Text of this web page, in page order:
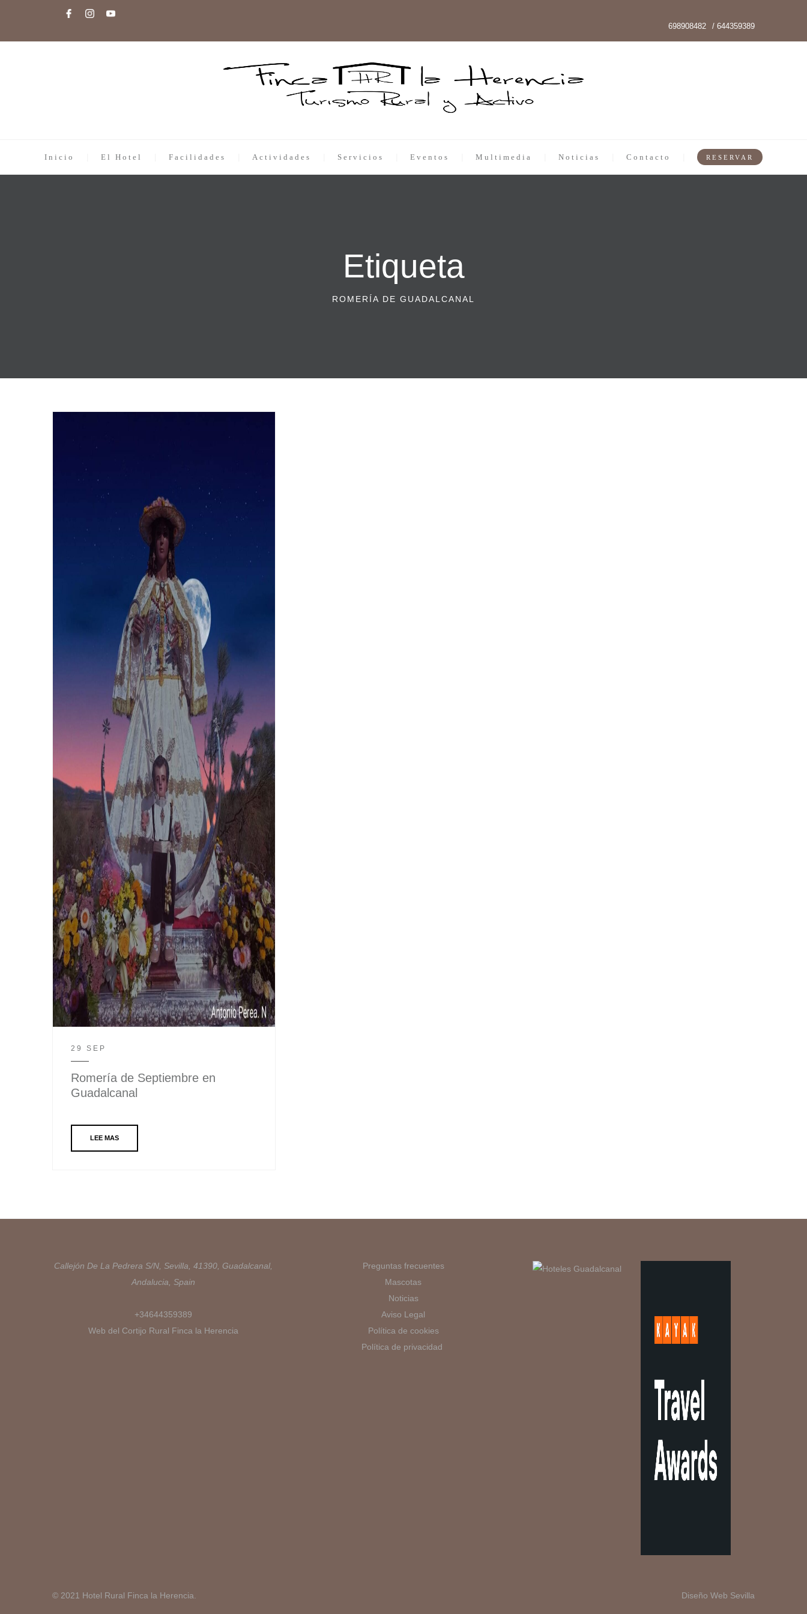
/ 644359389
698908482
Inicio El Hotel Facilidades Actividades Servicios Eventos Multimedia Noticias Contacto RESERVAR
Etiqueta
ROMERÍA DE GUADALCANAL
29 SEP
Romería de Septiembre en
Guadalcanal
LEE MAS
Callejón De La Pedrera S/N, Sevilla, 41390, Guadalcanal,
Andalucia, Spain
+34644359389
Web del Cortijo Rural Finca la Herencia
Preguntas frecuentes
Mascotas
Noticias
Aviso Legal
Política de cookies
Política de privacidad
© 2021 Hotel Rural Finca la Herencia. Diseño Web Sevilla